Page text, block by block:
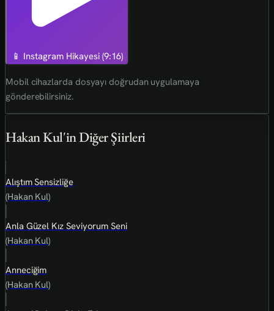
📱 Instagram Hikayesi (9:16)
Mobil cihazlarda dosyayı doğrudan uygulamaya
gönderebilirsiniz.
Hakan Kul'in Diğer Şiirleri
Alıştım Sensizliğe
(Hakan Kul)
Anla Güzel Kız Seviyorum Seni
(Hakan Kul)
Anneciğim
(Hakan Kul)